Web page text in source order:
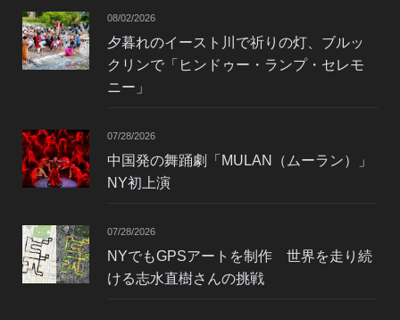
08/02/2026
夕暮れのイースト川で祈りの灯、ブルッ
クリンで「ヒンドゥー・ランプ・セレモ
ニー」
07/28/2026
中国発の舞踊劇「MULAN（ムーラン）」
NY初上演
07/28/2026
NYでもGPSアートを制作 世界を走り続
ける志水直樹さんの挑戦